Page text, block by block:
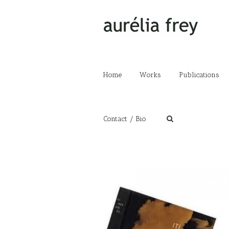
Home Works Publications
Contact / Bio